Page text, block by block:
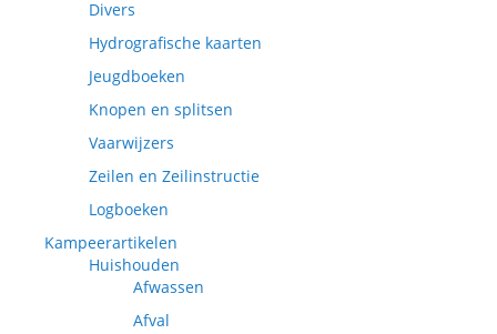
Divers
Hydrografische kaarten
Jeugdboeken
Knopen en splitsen
Vaarwijzers
Zeilen en Zeilinstructie
Logboeken
Kampeerartikelen
Huishouden
Afwassen
Afval